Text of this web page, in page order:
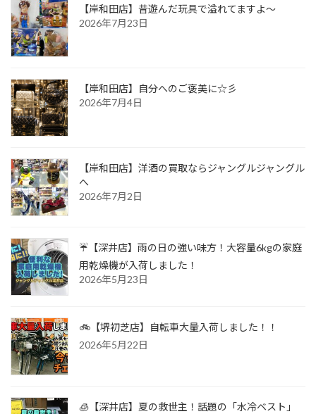
【岸和田店】昔遊んだ玩具で溢れてますよ～
2026年7月23日
【岸和田店】自分へのご褒美に☆彡
2026年7月4日
【岸和田店】洋酒の買取ならジャングルジャングル
へ
2026年7月2日
☔【深井店】雨の日の強い味方！大容量6kgの家庭
用乾燥機が入荷しました！
2026年5月23日
🚲【堺初芝店】自転車大量入荷しました！！
2026年5月22日
🧊【深井店】夏の救世主！話題の「水冷ベスト」